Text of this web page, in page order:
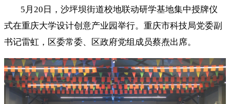
5月20日，沙坪坝街道校地联动研学基地集中授牌仪
式在重庆大学设计创意产业园举行。重庆市科技局党委副
书记雷虹，区委常委、区政府党组成员蔡焘出席。